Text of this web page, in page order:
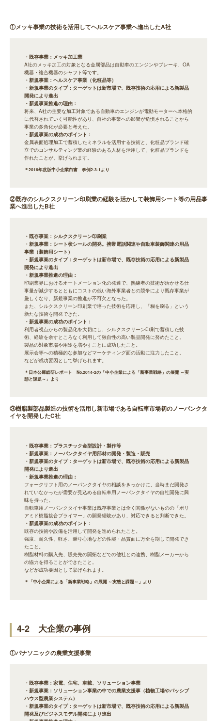
①メッキ事業の技術を活用してヘルスケア事業へ進出したA社
・既存事業：メッキ加工業
A社のメッキ加工の対象となる金属部品は自動車のエンジンやブレーキ、OA
機器・複合機器のシャフト等です。
・新規事業：ヘルスケア事業（化粧品等）
・新規事業のタイプ：ターゲットは新市場で、既存技術の応用による新製品
開発により進出
・新規事業推進の理由：
将来、A社の主要な加工対象である自動車のエンジンが電動モーターへ本格的
に代替されていく可能性があり、自社の事業への影響が危惧されることから
事業の多角化が必要と考えた。
・新規事業の成功のポイント：
金属表面処理加工で蓄積したミネラルを活用する技術と、化粧品ブランド確
立でのコンサルティング業の経験のある人材を活用して、化粧品ブランドを
作れたことが、挙げられます。
＊2016年度版中小企業白書 事例2-3-1より
②既存のシルクスクリーン印刷業の経験を活かして装飾用シート等の用品事
業へ進出したB社
・既存事業：シルクスクリーン印刷業
・新規事業：シート状シールの開発。携帯電話関連や自動車装飾関連の用品
事業（装飾用シート）
・新規事業のタイプ：ターゲットは新市場で、既存技術の応用による新製品
開発により進出
・新規事業推進の理由：
印刷業界におけるオートメーション化の発達で、熟練者の技術が活かせる仕
事量が減少するとともにコストの低い海外事業者との競争により既存事業が
厳しくなり、新規事業の推進が不可欠となった。
また、シルクスクリーン印刷業で培った技術を応用し、「糊を刷る」という
新たな技術を開発できた。
・新規事業の成功のポイント：
利用者視点からの製品化を大切にし、シルクスクリーン印刷で蓄積した技
術、経験を余すところなく利用して独自性の高い製品開発に努めたこと。
製品の対象市場や用途を増やすことに成功したこと。
展示会等への積極的な参加などマーケティング面の活動に注力したこと。
などが成功要因として挙げられます。
＊日本公庫総研レポート No.2014-2の「中小企業による「新事業戦略」の展開 ～実
態と課題～」より
③樹脂製部品製造の技術を活用し新市場である自転車市場初のノーパンクタ
イヤを開発したC社
・既存事業：プラスチック金型設計・製作等
・新規事業：ノーパンクタイヤ用部材の開発・製造・販売
・新規事業のタイプ：ターゲットは新市場で、既存技術の応用による新製品
開発により進出
・新規事業推進の理由：
フォークリフト用のノーパンクタイヤの相談をきっかけに、当時まだ開発さ
れていなかったが需要が見込める自転車用ノーパンクタイヤの自社開発に興
味を持った。
自転車用ノーパンクタイヤ事業は既存事業とは全く関係がないものの「ポリ
アミド樹脂接合プライマー」の開発経験があり、対応できると判断できた。
・新規事業の成功のポイント：
既存の技術や設備を活用して開発を進められたこと。
強度、耐久性、軽さ、乗り心地などの性能・品質面に万全を期して開発でき
たこと。
樹脂材料の購入先、販売先の開拓などでの他社との連携、樹脂メーカーから
の協力を得ることができたこと。
などが成功要因として挙げられます。
＊「中小企業による「新事業戦略」の展開 ～実態と課題～」より
4-2 大企業の事例
①パナソニックの農業支援事業
・既存事業：家電、住宅、車載、ソリューション事業
・新規事業：ソリューション事業の中での農業支援事（植物工場やパッシブ
ハウス型農業システム）
・新規事業のタイプ：ターゲットは新市場で、既存技術の応用による新製品
開発及びビジネスモデル開発により進出